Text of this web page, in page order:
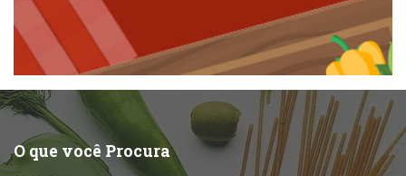
Peixes e Frutos do Mar
Pizzarias
Pizzarias
Portuguesa
Sobremesas e sorvetes
O que você Procura